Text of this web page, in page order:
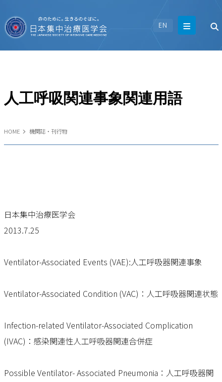
EN
HOME 機関誌・刊行物
人工呼吸関連事象関連用語
日本集中治療医学会
2013.7.25
Ventilator-Associated Events (VAE):人工呼吸器関連事象
Ventilator-Associated Condition (VAC)：人工呼吸器関連状態
Infection-related Ventilator-Associated Complication
(IVAC)：感染関連性人工呼吸器関連合併症
Possible Ventilator- Associated Pneumonia：人工呼吸器関